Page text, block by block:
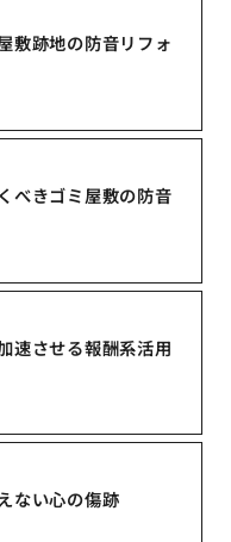
敷跡地の防音リフォ
べきゴミ屋敷の防音
速させる報酬系活用
ない心の傷跡